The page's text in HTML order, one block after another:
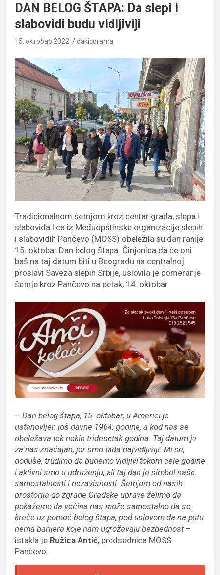
DAN BELOG ŠTAPA: Da slepi i
slabovidi budu vidljiviji
15. октобар 2022. dakicorama
Tradicionalnom šetnjom kroz centar grada, slepa i
slabovida lica iz Međuopštinske organizacije slepih
i slabovidih Pančevo (MOSS) obeležila su dan ranije
15. oktobar Dan belog štapa. Činjenica da će oni
baš na taj datum biti u Beogradu na centralnoj
proslavi Saveza slepih Srbije, uslovila je pomeranje
šetnje kroz Pančevo na petak, 14. oktobar.
– Dan belog štapa, 15. oktobar, u Americi je
ustanovljen još davne 1964. godine, a kod nas se
obeležava tek nekih tridesetak godina. Taj datum je
za nas značajan, jer smo tada najvidljiviji. Mi se,
doduše, trudimo da budemo vidljivi tokom cele godine
i aktivni smo u udruženju, ali taj dan je simbol naše
samostalnosti i nezavisnosti. Šetnjom od naših
prostorija do zgrade Gradske uprave želimo da
pokažemo da većina nas može samostalno da se
kreće uz pomoć belog štapa, pod uslovom da na putu
nema barijera koje nam ugrožavaju bezbednost–
istakla je Ružica Antić, predsednica MOSS
Pančevo.